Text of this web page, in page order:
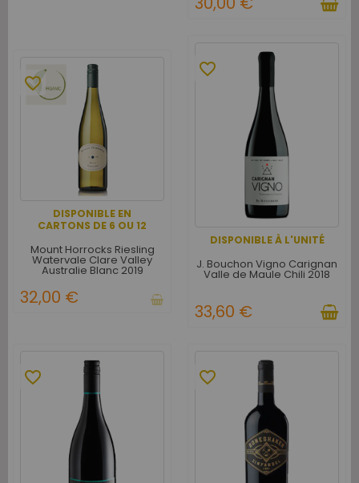
DISPONIBLE EN
CARTONS DE 6 OU 12
favorite_border
Mount Horrocks Riesling
Watervale Clare Valley
Australie Blanc 2019
32,00 €
DISPONIBLE À L'UNITÉ
favorite_border
J. Bouchon Vigno Carignan
Valle de Maule Chili 2018
33,60 €
favorite_border favorite_border